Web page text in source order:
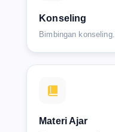
Konseling
Bimbingan konseling.
Materi Ajar